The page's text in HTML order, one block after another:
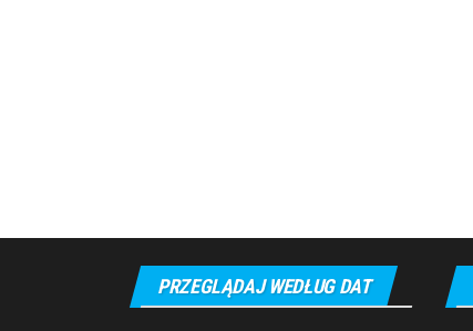
PRZEGLĄDAJ WEDŁUG DAT